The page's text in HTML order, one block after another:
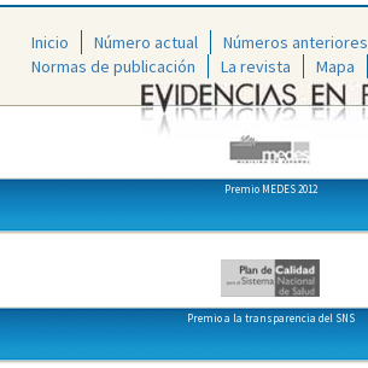
Inicio Número actual
Números anteriores
Normas de publicación
La revista Mapa
Premio MEDES 2012
Premio a la transparencia del SNS